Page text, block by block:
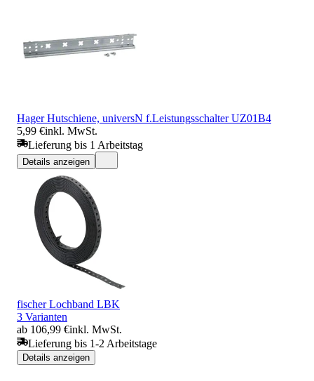
Hager Hutschiene, universN f.Leistungsschalter UZ01B4
5,99 €inkl. MwSt.
Lieferung bis 1 Arbeitstag
Details anzeigen
fischer Lochband LBK
3 Varianten
ab 106,99 €inkl. MwSt.
Lieferung bis 1-2 Arbeitstage
Details anzeigen